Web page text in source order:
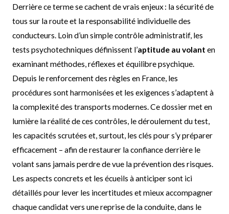
Derrière ce terme se cachent de vrais enjeux : la sécurité de
tous sur la route et la responsabilité individuelle des
conducteurs. Loin d’un simple contrôle administratif, les
tests psychotechniques définissent l’aptitude au volant en
examinant méthodes, réflexes et équilibre psychique.
Depuis le renforcement des règles en France, les
procédures sont harmonisées et les exigences s’adaptent à
la complexité des transports modernes. Ce dossier met en
lumière la réalité de ces contrôles, le déroulement du test,
les capacités scrutées et, surtout, les clés pour s’y préparer
efficacement – afin de restaurer la confiance derrière le
volant sans jamais perdre de vue la prévention des risques.
Les aspects concrets et les écueils à anticiper sont ici
détaillés pour lever les incertitudes et mieux accompagner
chaque candidat vers une reprise de la conduite, dans le